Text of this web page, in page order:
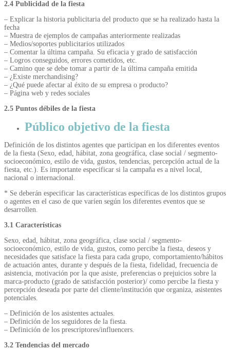
2.4 Publicidad de la fiesta
– Explicar la historia publicitaria del producto que se ha realizado hasta la
fecha
– Muestra de ejemplos de campañas anteriormente realizadas
– Medios/soportes publicitarios utilizados
– Comentar la última campaña. Su eficacia y grado de satisfacción
– Logros conseguidos, errores cometidos, etc.
– Camino que se debe tomar a partir de la última campaña emitida
– ¿Existe merchandising?
– ¿Qué puede afectar al éxito de su empresa o producto?
– Página web y redes sociales
2.5 Puntos débiles de la fiesta
Público objetivo de la fiesta
Definición de los distintos agentes que participan en los diferentes eventos
de la fiesta (Sexo, edad, hábitat, zona geográfica, clase social / segmento-
socioeconómico, estilo de vida, gustos, tendencias, percepción actual de la
fiesta, etc.). Es importante especificar si la campaña es a nivel local,
nacional o internacional.
* Se deberán especificar las características específicas de los distintos grupos
o agentes en el caso de que varíen según los diferentes eventos que se
desarrollen.
3.1 Características
Sexo, edad, hábitat, zona geográfica, clase social / segmento-
socioeconómico, estilo de vida, gustos, como percibe la fiesta, deseos y
necesidades que satisface la fiesta para cada grupo, comportamiento/hábitos
de actuación antes, durante y después de la fiesta, fidelidad, frecuencia de
asistencia, motivación por la que asiste, preferencias o prejuicios sobre la
marca-producto (grado de satisfacción posterior)/ como percibe la fiesta y
percepción deseada por parte del cliente/institución que organiza, asistentes
potenciales.
– Definición de los asistentes actuales.
– Definición de los seguidores de la fiesta.
– Definición de los prescriptores/influencers.
3.2 Tendencias del mercado